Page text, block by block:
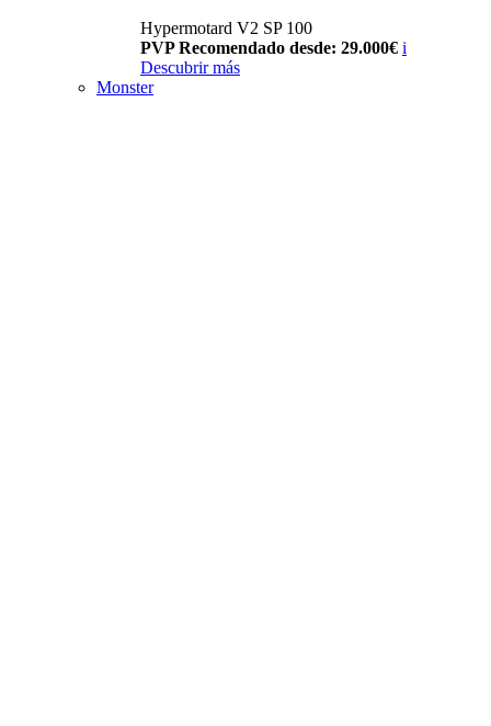
Hypermotard V2 SP 100
PVP Recomendado desde: 29.000€ i
Descubrir más
Monster